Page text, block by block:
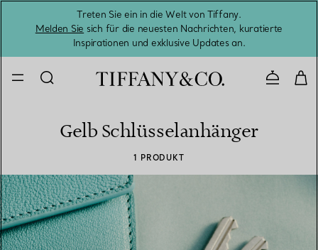
Treten Sie ein in die Welt von Tiffany.
Melden Sie sich für die neuesten Nachrichten, kuratierte
Inspirationen und exklusive Updates an.
Gelb Schlüsselanhänger
1 PRODUKT